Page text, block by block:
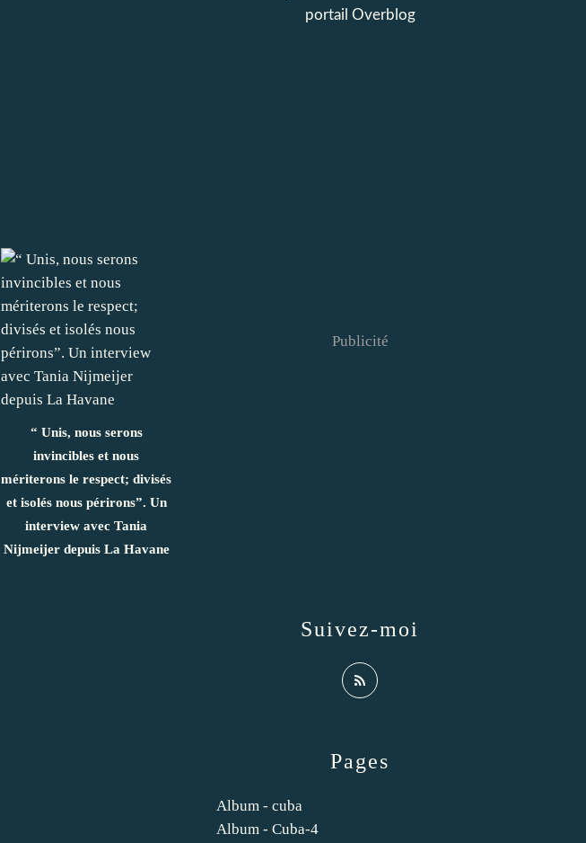
“ Unis, nous serons
invincibles et nous
mériterons le respect; divisés
et isolés nous périrons”. Un
interview avec Tania
Nijmeijer depuis La Havane
Pages
Album - cuba
Album - Cuba-4
portail Overblog
Suivez-moi
Publicité